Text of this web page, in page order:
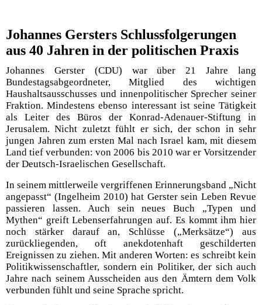
Johannes Gersters Schlussfolgerungen
aus 40 Jahren in der politischen Praxis
Johannes Gerster (CDU) war über 21 Jahre lang
Bundestagsabgeordneter, Mitglied des wichtigen
Haushaltsausschusses und innenpolitischer Sprecher seiner
Fraktion. Mindestens ebenso interessant ist seine Tätigkeit
als Leiter des Büros der Konrad-Adenauer-Stiftung in
Jerusalem. Nicht zuletzt fühlt er sich, der schon in sehr
jungen Jahren zum ersten Mal nach Israel kam, mit diesem
Land tief verbunden: von 2006 bis 2010 war er Vorsitzender
der Deutsch-Israelischen Gesellschaft.
In seinem mittlerweile vergriffenen Erinnerungsband „Nicht
angepasst“ (Ingelheim 2010) hat Gerster sein Leben Revue
passieren lassen. Auch sein neues Buch „Typen und
Mythen“ greift Lebenserfahrungen auf. Es kommt ihm hier
noch stärker darauf an, Schlüsse („Merksätze“) aus
zurückliegenden, oft anekdotenhaft geschilderten
Ereignissen zu ziehen. Mit anderen Worten: es schreibt kein
Politikwissenschaftler, sondern ein Politiker, der sich auch
Jahre nach seinem Ausscheiden aus den Ämtern dem Volk
verbunden fühlt und seine Sprache spricht.